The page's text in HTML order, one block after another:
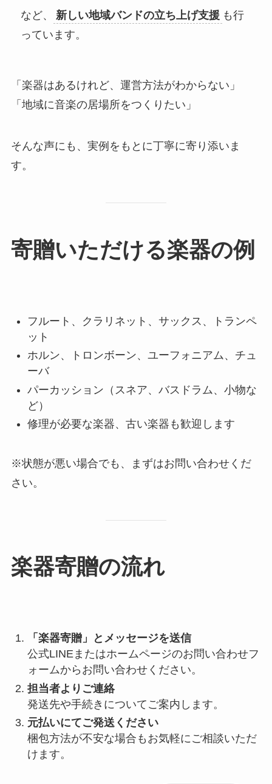
など、 新しい地域バンドの立ち上げ支援 も行
っています。
「楽器はあるけれど、運営方法がわからない」
「地域に音楽の居場所をつくりたい」
そんな声にも、実例をもとに丁寧に寄り添いま
す。
寄贈いただける楽器の例
フルート、クラリネット、サックス、トランペ
ット
ホルン、トロンボーン、ユーフォニアム、チュ
ーバ
パーカッション（スネア、バスドラム、小物な
ど）
修理が必要な楽器、古い楽器も歓迎します
※状態が悪い場合でも、まずはお問い合わせくだ
さい。
楽器寄贈の流れ
「楽器寄贈」とメッセージを送信
公式LINEまたはホームページのお問い合わせフ
ォームからお問い合わせください。
担当者よりご連絡
発送先や手続きについてご案内します。
元払いにてご発送ください
梱包方法が不安な場合もお気軽にご相談いただ
けます。